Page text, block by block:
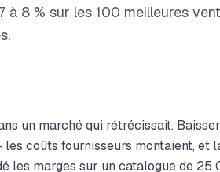
à 8 % sur les 100 meilleures
un marché qui rétrécissait.
coûts fournisseurs montaient, et
les marges sur un catalogue de 25